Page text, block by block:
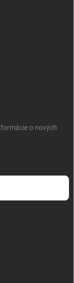
o nových